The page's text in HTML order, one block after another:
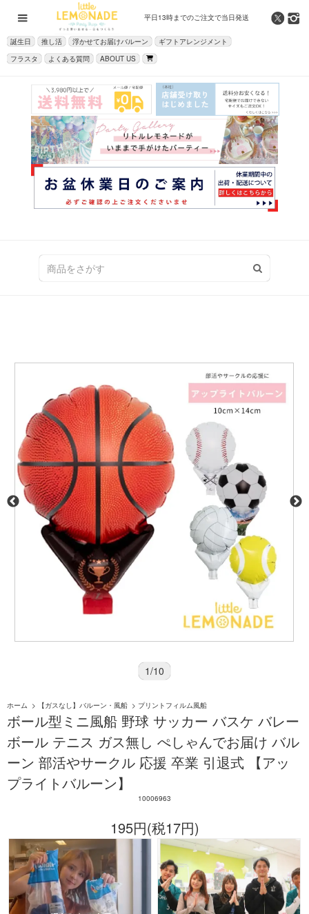
平日13時までのご注文で当日発送
誕生日 推し活 浮かせてお届けバルーン
ギフトアレンジメント
フラスタ
よくある質問 ABOUT US
1/10
ホーム > 【ガスなし】バルーン・風船 > プリントフィルム風船
ボール型ミニ風船 野球 サッカー バスケ バレー
ボール テニス ガス無し ぺしゃんでお届け バル
ーン 部活やサークル 応援 卒業 引退式 【アッ
プライトバルーン】
10006963
195円(税17円)